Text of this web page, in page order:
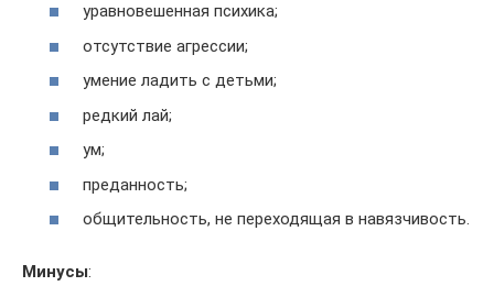
уравновешенная психика;
отсутствие агрессии;
умение ладить с детьми;
редкий лай;
ум;
преданность;
общительность, не переходящая в навязчивость.
Минусы: